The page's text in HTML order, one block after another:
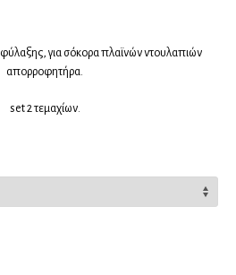
για σόκορα πλαϊνών ντουλαπιών
απορροφητήρα.
set 2 τεμαχίων.